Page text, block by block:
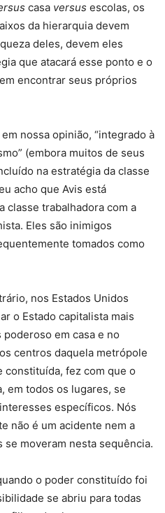
casa versus escolas, os
da hierarquia devem
deles, devem eles
que atacará esse ponto e o
encontrar seus próprios
nossa opinião, “integrado à
(embora muitos de seus
na estratégia da classe
acho que Avis está
classe trabalhadora com a
Eles são inimigos
tomados como
nos Estados Unidos
o Estado capitalista mais
em casa e no
centros daquela metrópole
constituída, fez com que o
em todos os lugares, se
específicos. Nós
não é um acidente nem a
moveram nesta sequência.
o poder constituído foi
se abriu para todas